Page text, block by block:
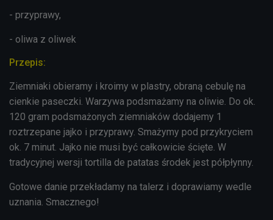
- przyprawy,
- oliwa z oliwek
Przepis:
Ziemniaki obieramy i kroimy w plastry, obraną cebulę na
cienkie paseczki. Warzywa podsmażamy na oliwie. Do ok.
120 gram podsmażonych ziemniaków dodajemy 1
roztrzepane jajko i przyprawy. Smażymy pod przykryciem
ok. 7 minut. Jajko nie musi być całkowicie ścięte. W
tradycyjnej wersji tortilla de patatas środek jest półpłynny.
Gotowe danie przekładamy na talerz i doprawiamy wedle
uznania. Smacznego!